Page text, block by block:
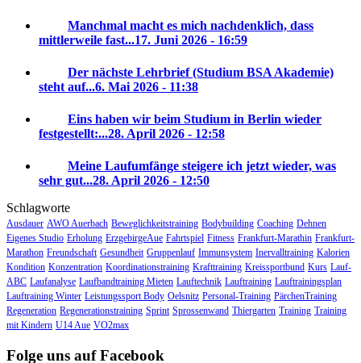
Manchmal macht es mich nachdenklich, dass
mittlerweile fast...17. Juni 2026 - 16:59
Der nächste Lehrbrief (Studium BSA Akademie)
steht auf...6. Mai 2026 - 11:38
Eins haben wir beim Studium in Berlin wieder
festgestellt:...28. April 2026 - 12:58
Meine Laufumfänge steigere ich jetzt wieder, was
sehr gut...28. April 2026 - 12:50
Schlagworte
Ausdauer AWO Auerbach Beweglichkeitstraining Bodybuilding Coaching Dehnen
Eigenes Studio Erholung ErzgebirgeAue Fahrtspiel Fitness Frankfurt-Marathin Frankfurt-
Marathon Freundschaft Gesundheit Gruppenlauf Immunsystem Inervalltraining Kalorien
Kondition Konzentration Koordinationstraining Krafttraining Kreissportbund Kurs Lauf-
ABC Laufanalyse Laufbandtraining Mieten Lauftechnik Lauftraining Lauftrainingsplan
Lauftraining Winter Leistungssport Body Oelsnitz Personal-Training PärchenTraining
Regeneration Regenerationstraining Sprint Sprossenwand Thiergarten Training Training
mit Kindern U14 Aue VO2max
Folge uns auf Facebook